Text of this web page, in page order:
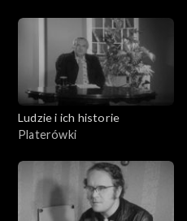
Ludzie i ich historie
Platerówki